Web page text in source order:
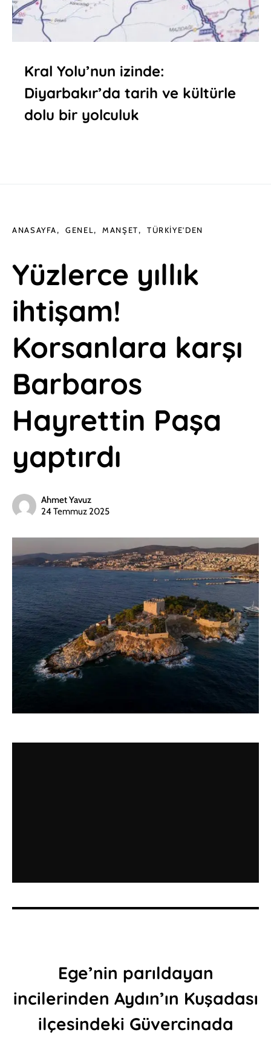
Kral Yolu’nun izinde:
Diyarbakır’da tarih ve kültürle
dolu bir yolculuk
ANASAYFA GENEL MANŞET TÜRKIYE'DEN
Yüzlerce yıllık
ihtişam!
Korsanlara karşı
Barbaros
Hayrettin Paşa
yaptırdı
Ahmet Yavuz
24 Temmuz 2025
Ege’nin parıldayan
incilerinden Aydın’ın Kuşadası
ilçesindeki Güvercinada